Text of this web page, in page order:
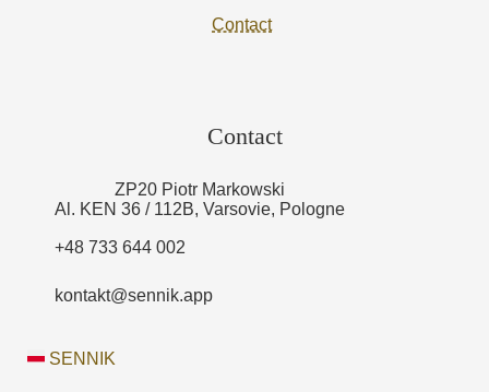
Contact
Contact
ZP20 Piotr Markowski
Al. KEN 36 / 112B, Varsovie, Pologne
+48 733 644 002
kontakt@sennik.app
SENNIK